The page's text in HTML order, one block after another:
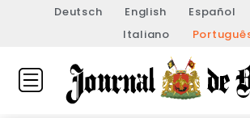
Deutsch English Español
Italiano